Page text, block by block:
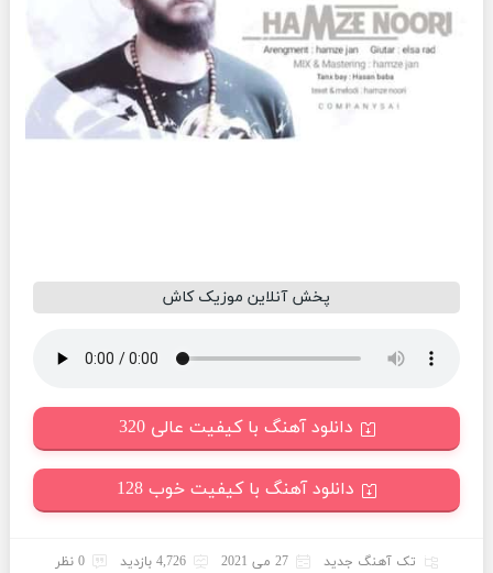
پخش آنلاین موزیک کاش
دانلود آهنگ با کیفیت عالی 320
دانلود آهنگ با کیفیت خوب 128
تک آهنگ جدید 27 می 2021 4,726 بازدید 0 نظر